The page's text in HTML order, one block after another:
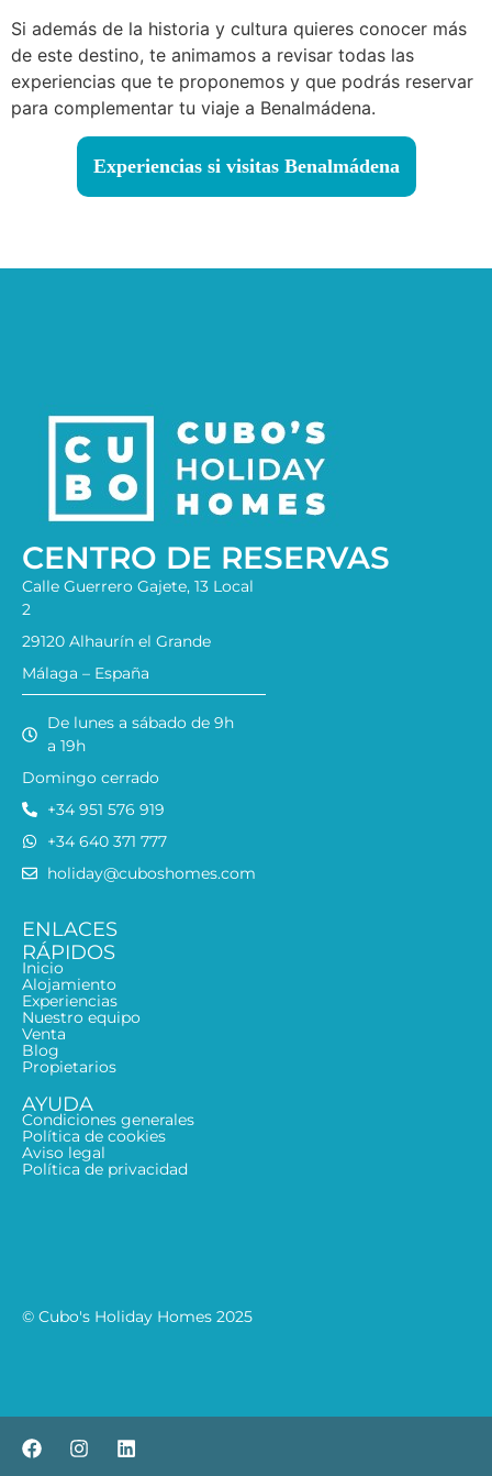
Si además de la historia y cultura quieres conocer más
de este destino, te animamos a revisar todas las
experiencias que te proponemos y que podrás reservar
para complementar tu viaje a Benalmádena.
Experiencias si visitas Benalmádena
CENTRO DE RESERVAS
Calle Guerrero Gajete, 13 Local
2
29120 Alhaurín el Grande
Málaga – España
De lunes a sábado de 9h
a 19h
Domingo cerrado
+34 951 576 919
+34 640 371 777
holiday@cuboshomes.com
ENLACES
RÁPIDOS
Inicio
Alojamiento
Experiencias
Nuestro equipo
Venta
Blog
Propietarios
AYUDA
Condiciones generales
Política de cookies
Aviso legal
Política de privacidad
© Cubo's Holiday Homes 2025